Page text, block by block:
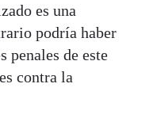
es una
podría haber
penales de este
contra la